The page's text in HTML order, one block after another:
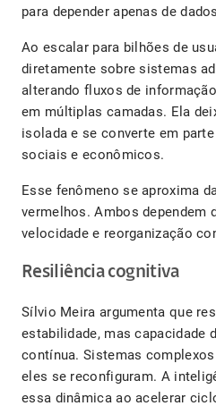
para depender apenas de
Ao escalar para bilhões de
diretamente sobre sistemas
alterando fluxos de
em múltiplas camadas. Ela
isolada e se converte em
sociais e econômicos.
Esse fenômeno se aproxima
vermelhos. Ambos dependem
velocidade e reorganização
Resiliência cognitiva
Sílvio Meira argumenta que
estabilidade, mas capacidade
contínua. Sistemas
eles se reconfiguram. A
essa dinâmica ao acelerar